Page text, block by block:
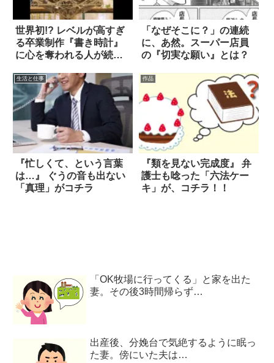
世界初!? レベルが高すぎ
る卒業制作『書き時計』
に心を奪われる人が続出
「なぜそこに？」の連続
に、あ然。スーパー店員
の『切実な願い』とは？
生活と仕事
『忙しくて、という言葉
は…』 ぐうの音も出ない
「真理」がコチラ
作品
『類を見ない完成度』 弁
護士も唸った「六法ケー
キ」が、コチラ！！
「OK牧場に行ってくる」と家を出た
妻。その後3時間帰らず…
出産後、分娩台で気絶するように眠っ
た妻。傍にいた夫は…